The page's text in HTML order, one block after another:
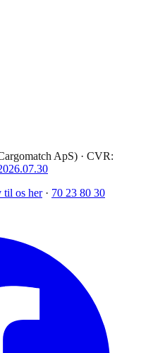
ApS) · CVR:
til os her · 70 23 80 30